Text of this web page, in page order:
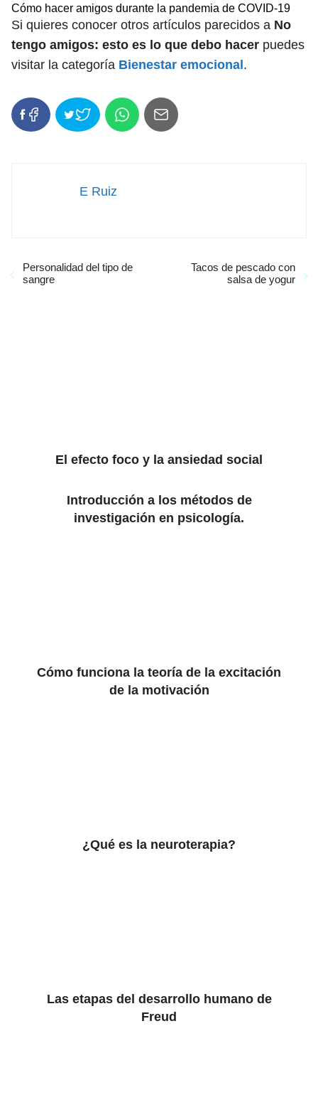
Cómo hacer amigos durante la pandemia de COVID-19
Si quieres conocer otros artículos parecidos a No
tengo amigos: esto es lo que debo hacer puedes
visitar la categoría Bienestar emocional .
E Ruiz
Personalidad del tipo de
sangre
Tacos de pescado con
salsa de yogur
El efecto foco y la ansiedad social
Introducción a los métodos de
investigación en psicología.
Cómo funciona la teoría de la excitación
de la motivación
¿Qué es la neuroterapia?
Las etapas del desarrollo humano de
Freud